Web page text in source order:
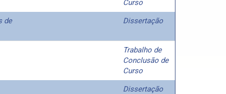
Curso
de Dissertação
Trabalho de
Conclusão de
Curso
Dissertação